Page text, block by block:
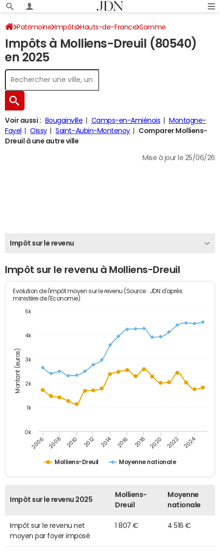
Patrimoine Impôts Hauts-de-France Somme
Molliens-Dreuil Impôt sur le revenu
Impôts à Molliens-Dreuil (80540)
en 2025
Voir aussi : Bougainville Camps-en-Amiénois
Montagne-
Fayel
Oissy Saint-Aubin-Montenoy
Comparer Molliens-
Dreuil à une autre ville
Mise à jour le 25/06/26
Impôt sur le revenu
Impôt sur le revenu à Molliens-Dreuil
Montant (euros)
Evolution de l'impôt moyen sur le revenu (Source : JDN d'après
ministère de l'Economie)
Molliens-Dreuil Moyenne nationale
2006 2008 2010 2012 2014 2016 2018 2020 2022 2024
0k
1k
2k
3k
4k
5k
Impôt sur le revenu 2025
Molliens-
Dreuil
Moyenne
nationale
Impôt sur le revenu net
moyen par foyer imposé
1 807 € 4 516 €